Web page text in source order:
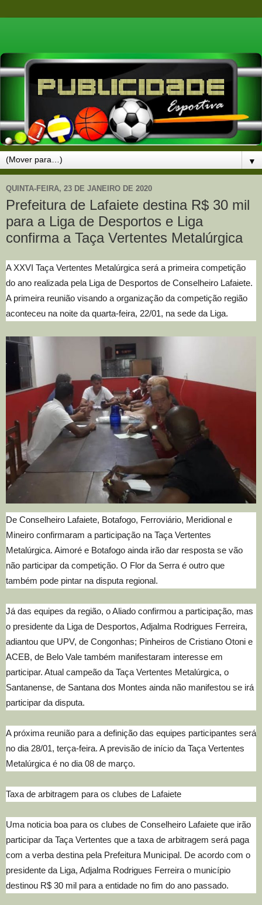
▼
QUINTA-FEIRA, 23 DE JANEIRO DE 2020
Prefeitura de Lafaiete destina R$ 30 mil
para a Liga de Desportos e Liga
confirma a Taça Vertentes Metalúrgica
A XXVI Taça Vertentes Metalúrgica será a primeira competição
do ano realizada pela Liga de Desportos de Conselheiro Lafaiete.
A primeira reunião visando a organização da competição região
aconteceu na noite da quarta-feira, 22/01, na sede da Liga.
De Conselheiro Lafaiete, Botafogo, Ferroviário, Meridional e
Mineiro confirmaram a participação na Taça Vertentes
Metalúrgica. Aimoré e Botafogo ainda irão dar resposta se vão
não participar da competição. O Flor da Serra é outro que
também pode pintar na disputa regional.
Já das equipes da região, o Aliado confirmou a participação, mas
o presidente da Liga de Desportos, Adjalma Rodrigues Ferreira,
adiantou que UPV, de Congonhas; Pinheiros de Cristiano Otoni e
ACEB, de Belo Vale também manifestaram interesse em
participar. Atual campeão da Taça Vertentes Metalúrgica, o
Santanense, de Santana dos Montes ainda não manifestou se irá
participar da disputa.
A próxima reunião para a definição das equipes participantes será
no dia 28/01, terça-feira. A previsão de início da Taça Vertentes
Metalúrgica é no dia 08 de março.
Taxa de arbitragem para os clubes de Lafaiete
Uma noticia boa para os clubes de Conselheiro Lafaiete que irão
participar da Taça Vertentes que a taxa de arbitragem será paga
com a verba destina pela Prefeitura Municipal. De acordo com o
presidente da Liga, Adjalma Rodrigues Ferreira o município
destinou R$ 30 mil para a entidade no fim do ano passado.